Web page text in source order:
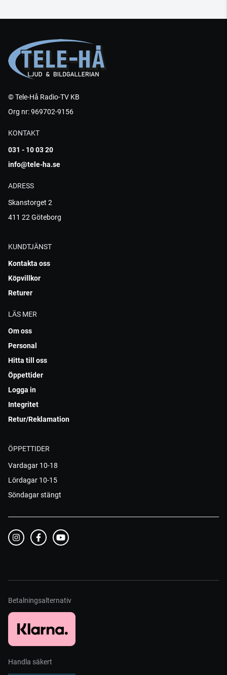
© Tele-Hå Radio-TV KB
Org nr: 969702-9156
KONTAKT
031 - 10 03 20
info@tele-ha.se
ADRESS
Skanstorget 2
411 22 Göteborg
KUNDTJÄNST
Kontakta oss
Köpvillkor
Returer
LÄS MER
Om oss
Personal
Hitta till oss
Öppettider
Logga in
Integritet
Retur/Reklamation
ÖPPETTIDER
Vardagar 10-18
Lördagar 10-15
Söndagar stängt
Betalningsalternativ
Handla säkert